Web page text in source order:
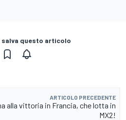
salva questo articolo
ARTICOLO PRECEDENTE
alla vittoria in Francia, che lotta in
MX2!